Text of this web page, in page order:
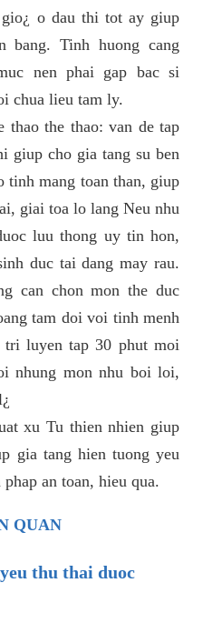
o dau thi tot ay giup
Tinh huong cang
nen phai gap bac si
chua lieu tam ly.
thao the thao: van de tap
giup cho gia tang su ben
tinh mang toan than, giup
giai toa lo lang Neu nhu
luu thong uy tin hon,
duc tai dang may rau.
can chon mon the duc
tam doi voi tinh menh
tri luyen tap 30 phut moi
nhung mon nhu boi loi,
xu Tu thien nhien giup
gia tang hien tuong yeu
an toan, hieu qua.
QUAN
thu thai duoc